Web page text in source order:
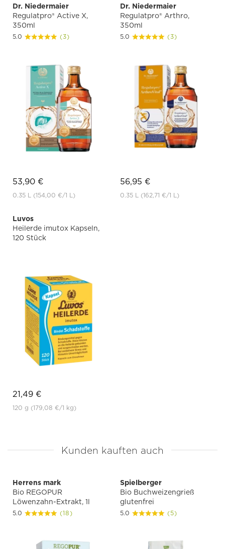
Dr. Niedermaier
Regulatpro® Active X,
350ml
5.0 (3)
53,90 €
0.35 L (154,00 €/1 L)
Dr. Niedermaier
Regulatpro® Arthro,
350ml
5.0 (3)
56,95 €
0.35 L (162,71 €/1 L)
Luvos
Heilerde imutox Kapseln,
120 Stück
21,49 €
120 g (179,08 €/1 kg)
Kunden kauften auch
Herrens mark
Bio REGOPUR
Löwenzahn-Extrakt, 1l
5.0 (18)
Spielberger
Bio Buchweizengrieß
glutenfrei
5.0 (5)